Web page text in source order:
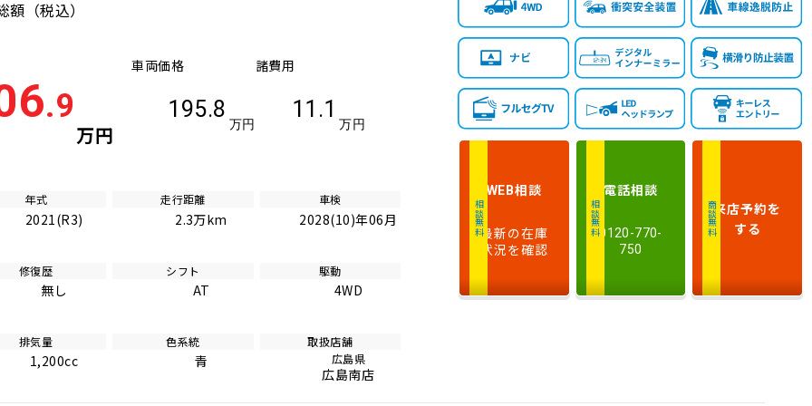
額 （税込）
.9
万円
車両価格
195.8
万円
諸費用
11.1
万円
年式
2021(R3)
走行距離
2.3万km
車検
2028(10)年06月
修復歴
無し
シフト
AT
駆動
4WD
排気量
1,200cc
色系統
青
取扱店舗
広島県
広島南店
相談無料
WEB相談
最新の在庫
状況を確認
相談無料
電話相談
0120-770-
750
商談無料来店予約を
する